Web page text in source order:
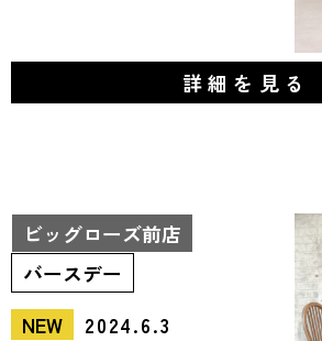
詳細を見る
ビッグローズ前店
バースデー
NEW
2024.6.3